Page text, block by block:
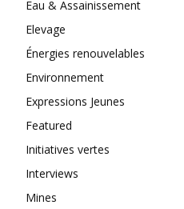
Eau & Assainissement
Elevage
Énergies renouvelables
Environnement
Expressions Jeunes
Featured
Initiatives vertes
Interviews
Mines